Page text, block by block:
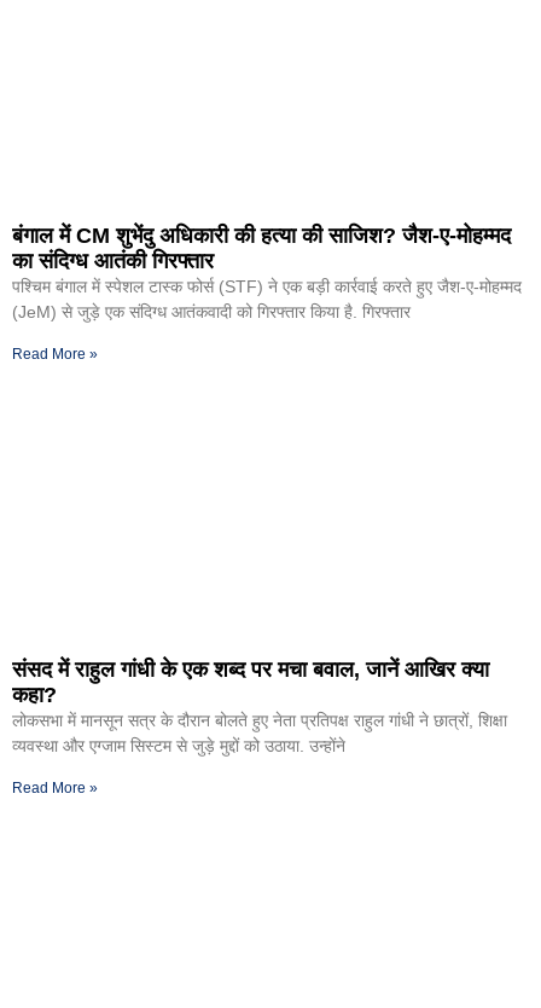
बंगाल में CM शुभेंदु अधिकारी की हत्या की साजिश? जैश-ए-मोहम्मद
का संदिग्ध आतंकी गिरफ्तार
पश्चिम बंगाल में स्पेशल टास्क फोर्स (STF) ने एक बड़ी कार्रवाई करते हुए जैश-ए-मोहम्मद
(JeM) से जुड़े एक संदिग्ध आतंकवादी को गिरफ्तार किया है. गिरफ्तार
Read More »
संसद में राहुल गांधी के एक शब्द पर मचा बवाल, जानें आखिर क्या
कहा?
लोकसभा में मानसून सत्र के दौरान बोलते हुए नेता प्रतिपक्ष राहुल गांधी ने छात्रों, शिक्षा
व्यवस्था और एग्जाम सिस्टम से जुड़े मुद्दों को उठाया. उन्होंने
Read More »